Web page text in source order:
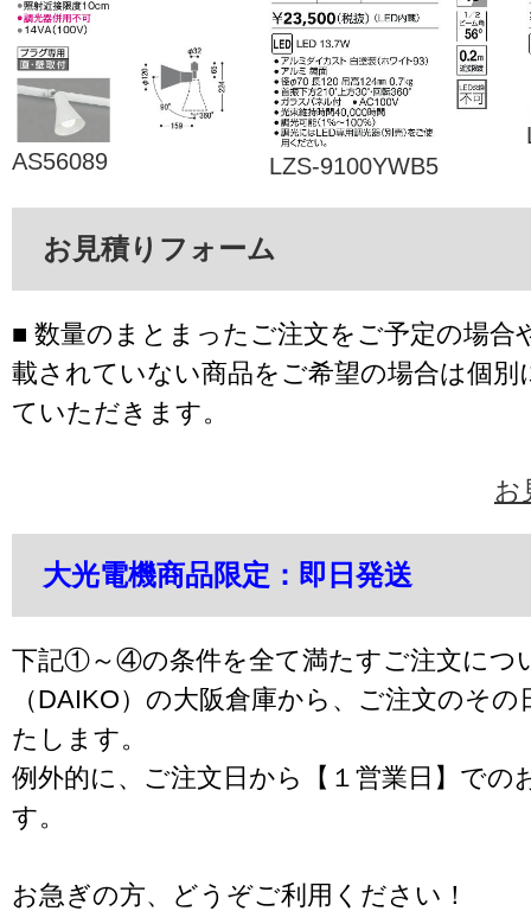
AS56089 LZS-9100YWB5
お見積りフォーム
■ 数量のまとまったご注文をご予定の場合
載されていない商品をご希望の場合は個別
ていただきます。
お
大光電機商品限定：即日発送
下記①～④の条件を全て満たすご注文につ
（DAIKO）の大阪倉庫から、ご注文のそ
たします。
例外的に、ご注文日から【１営業日】での
す。
お急ぎの方、どうぞご利用ください！